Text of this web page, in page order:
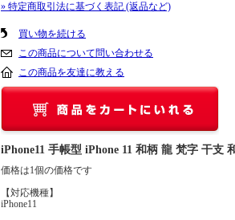
» 特定商取引法に基づく表記 (返品など)
買い物を続ける
この商品について問い合わせる
この商品を友達に教える
iPhone11 手帳型 iPhone 11 和柄 龍 梵字 干支
価格は1個の価格です
【対応機種】
iPhone11